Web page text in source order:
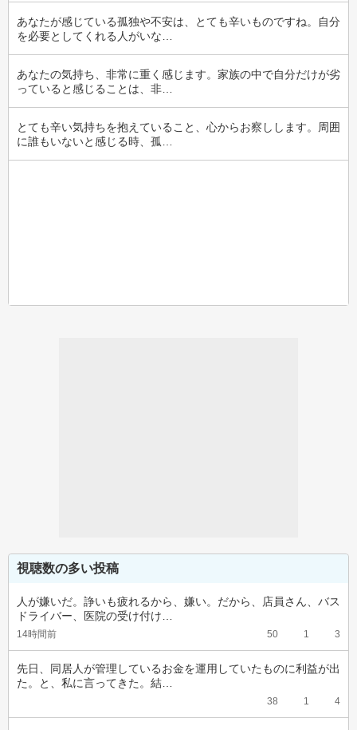
あなたが感じている孤独や不安は、とても辛いものですね。自分
を必要としてくれる人がいな…
あなたの気持ち、非常に重く感じます。家族の中で自分だけが劣
っていると感じることは、非…
とても辛い気持ちを抱えていること、心からお察しします。周囲
に誰もいないと感じる時、孤…
視聴数の多い投稿
人が嫌いだ。諍いも疲れるから、嫌い。だから、店員さん、バス
ドライバー、医院の受け付け…
14時間前 50 1 3
先日、同居人が管理しているお金を運用していたものに利益が出
た。と、私に言ってきた。結…
38 1 4